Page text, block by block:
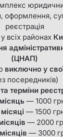
оформлення,
реєстрація
всіх районах
(ЦНАП)
виключно у
посередників)
терміни
— 1000
— 1500
— 2000
— 3000